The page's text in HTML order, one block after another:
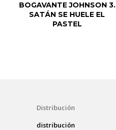
BOGAVANTE JOHNSON 3.
SATÁN SE HUELE EL
PASTEL
Distribución
distribución